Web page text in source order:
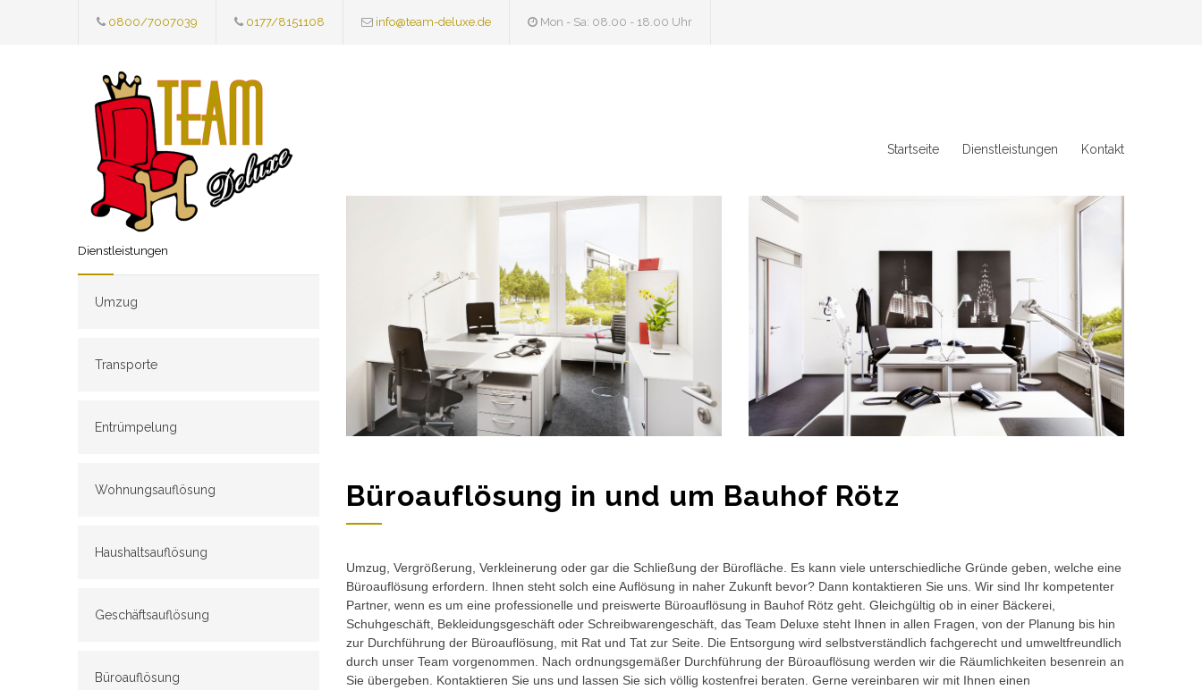
0800/7007039 0177/8151108 info@team-deluxe.de Mon - Sa: 08.00 - 18.00 Uhr
Startseite Dienstleistungen Kontakt
Dienstleistungen
Umzug
Transporte
Entrümpelung
Wohnungsauflösung
Haushaltsauflösung
Geschäftsauflösung
Büroauflösung
Büroauflösung in und um Bauhof Rötz
Umzug, Vergrößerung, Verkleinerung oder gar die Schließung der Bürofläche. Es kann viele unterschiedliche Gründe geben, welche eine
Büroauflösung erfordern. Ihnen steht solch eine Auflösung in naher Zukunft bevor? Dann kontaktieren Sie uns. Wir sind Ihr kompetenter
Partner, wenn es um eine professionelle und preiswerte Büroauflösung in Bauhof Rötz geht. Gleichgültig ob in einer Bäckerei,
Schuhgeschäft, Bekleidungsgeschäft oder Schreibwarengeschäft, das Team Deluxe steht Ihnen in allen Fragen, von der Planung bis hin
zur Durchführung der Büroauflösung, mit Rat und Tat zur Seite. Die Entsorgung wird selbstverständlich fachgerecht und umweltfreundlich
durch unser Team vorgenommen. Nach ordnungsgemäßer Durchführung der Büroauflösung werden wir die Räumlichkeiten besenrein an
Sie übergeben. Kontaktieren Sie uns und lassen Sie sich völlig kostenfrei beraten. Gerne vereinbaren wir mit Ihnen einen